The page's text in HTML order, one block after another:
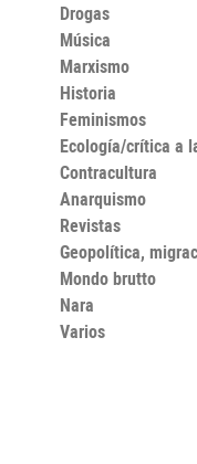
Drogas
Música
Marxismo
Historia
Feminismos
Ecología/crítica a
Contracultura
Anarquismo
Revistas
Geopolítica,
Mondo brutto
Nara
Varios